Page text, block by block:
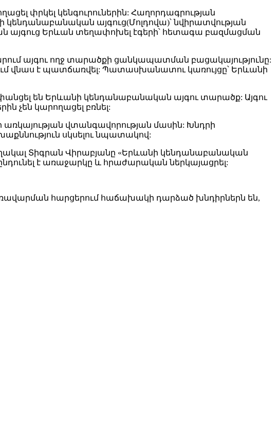
փրկել կենգուրուներին: Հաղորդագրության
կենդանաբանական այգուց(Մոլդովա)՝ նվիրատվության
այգուց Երևան տեղափոխել էգերի՝ հետագա բազմացման
այգու ողջ տարածքի ցանկապատման բացակայությունը:
վնաս է պատճառվել: Պատասխանատու կառույցը՝ Երևանի
են Երևանի կենդանաբանական այգու տարածք: Այգու
չեն կարողացել բռնել:
վտանգավորության մասին: Խնդրի
սկսելու նպատակով:
Տիգրան Վիրաբյանը «Երևանի կենդանաբանական
է առաջարկը և հրաժարական ներկայացրել:
հարցերում հաճախակի դարձած խնդիրներն են,